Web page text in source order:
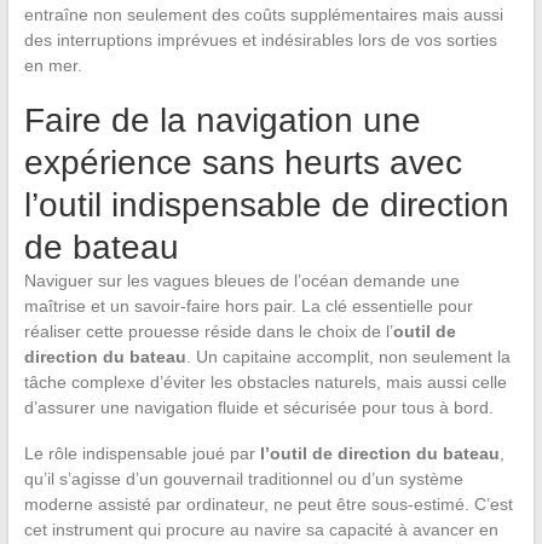
entraîne non seulement des coûts supplémentaires mais aussi
des interruptions imprévues et indésirables lors de vos sorties
en mer.
Faire de la navigation une
expérience sans heurts avec
l’outil indispensable de direction
de bateau
Naviguer sur les vagues bleues de l’océan demande une
maîtrise et un savoir-faire hors pair. La clé essentielle pour
réaliser cette prouesse réside dans le choix de l’outil de
direction du bateau . Un capitaine accomplit, non seulement la
tâche complexe d’éviter les obstacles naturels, mais aussi celle
d’assurer une navigation fluide et sécurisée pour tous à bord.
Le rôle indispensable joué par l’outil de direction du bateau
qu’il s’agisse d’un gouvernail traditionnel ou d’un système
moderne assisté par ordinateur, ne peut être sous-estimé. C’est
cet instrument qui procure au navire sa capacité à avancer en